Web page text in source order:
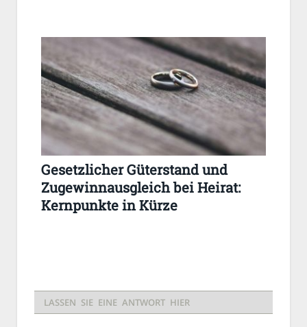
Gesetzlicher Güterstand und
Zugewinnausgleich bei Heirat:
Kernpunkte in Kürze
LASSEN SIE EINE ANTWORT HIER